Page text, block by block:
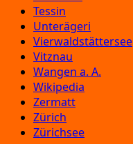
Tessin
Unterägeri
Vierwaldstättersee
Vitznau
Wangen a. A.
Wikipedia
Zermatt
Zürich
Zürichsee